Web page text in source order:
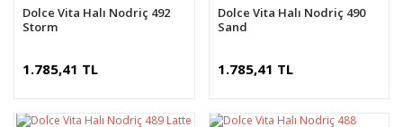
Dolce Vita Halı Nodriç 492
Storm
1.785,41 TL
Dolce Vita Halı Nodriç 490
Sand
1.785,41 TL